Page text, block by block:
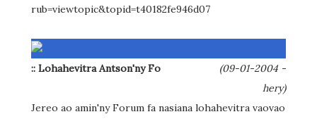
rub=viewtopic&topid=t40182fe946d07
:: Lohahevitra Antson'ny Fo
(09-01-2004 -
hery)
Jereo ao amin'ny Forum fa nasiana lohahevitra vaovao